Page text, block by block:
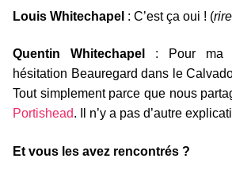
Louis Whitechapel : C’est ça oui ! (
Quentin Whitechapel
: Pour ma
hésitation Beauregard dans le
Tout simplement parce que nous
Portishead. Il n’y a pas d’autre
Et vous les avez rencontrés ?